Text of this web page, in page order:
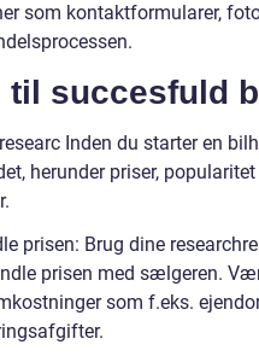
som kontaktformularer,
til succesfuld
Inden du starter en
herunder priser,
prisen: Brug dine
prisen med sælgeren.
som f.eks.